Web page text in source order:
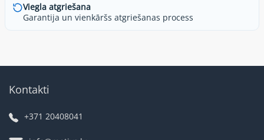
Viegla atgriešana
Garantija un vienkāršs atgriešanas process
Kontakti
+371 20408041